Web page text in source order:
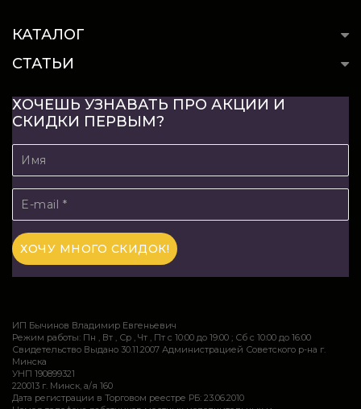
КАТАЛОГ
СТАТЬИ
ХОЧЕШЬ УЗНАВАТЬ ПРО АКЦИИ И
СКИДКИ ПЕРВЫМ?
ИП Бычинов Владимир Евгеньевич
Режим работы: Пн , Вт , Ср , Чт , Пт c 10:00 до 19:00 ; Сб c 10:00 до 16:00
Свидетельство Выдано 30.11.2007 Администрацией Советского р-на г.
Минска
УНП 190899321
220013 г. Минск, а/я 160
Дата регистрации в Торговом реестре РБ: 23.06.2010